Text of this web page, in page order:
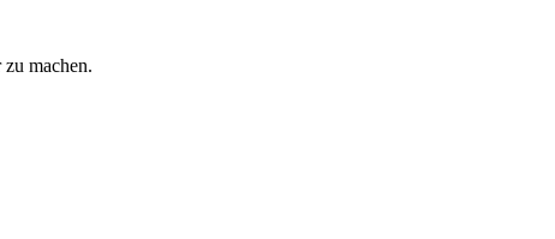
machen.